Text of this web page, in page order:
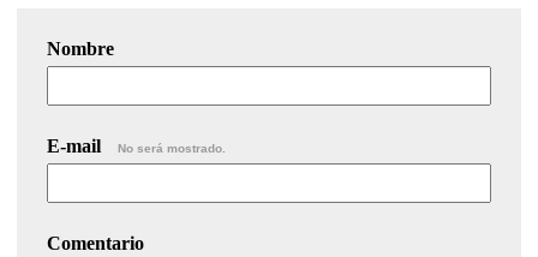
Nombre
E-mail No será mostrado.
Comentario